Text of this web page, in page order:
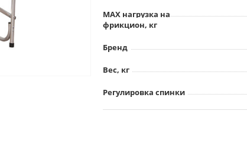
MAX нагрузка на
фрикцион, кг
Бренд
Вес, кг
Регулировка спинки